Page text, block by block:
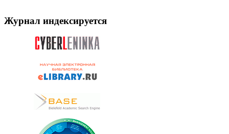
Журнал индексируется